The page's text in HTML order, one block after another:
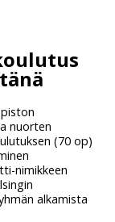
nuorten
(70 op)
nimikkeen
alkamista